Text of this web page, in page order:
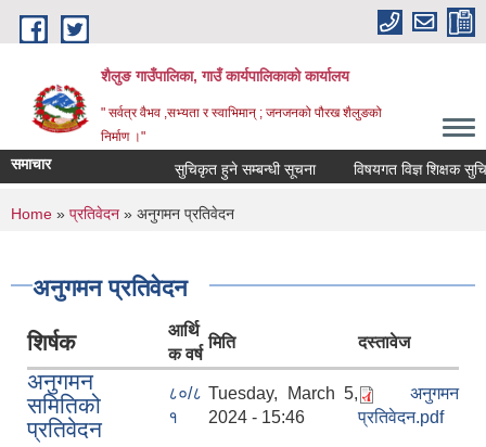
Skip to main content
शैलुङ गाउँपालिका, गाउँ कार्यपालिकाको कार्यालय
" सर्वत्र वैभव ,सभ्यता र स्वाभिमान् ; जनजनको पौरख शैलुङको
निर्माण ।"
समाचार सुचिकृत हुने सम्बन्धी सूचना विषयगत विज्ञ शिक्षक
You are here
Home » प्रतिवेदन » अनुगमन प्रतिवेदन
अनुगमन प्रतिवेदन
शिर्षक
आर्थि
क वर्ष
मिति दस्तावेज
अनुगमन
समितिको
प्रतिवेदन
८०/८
१
Tuesday, March 5,
2024 - 15:46
अनुगमन
प्रतिवेदन.pdf